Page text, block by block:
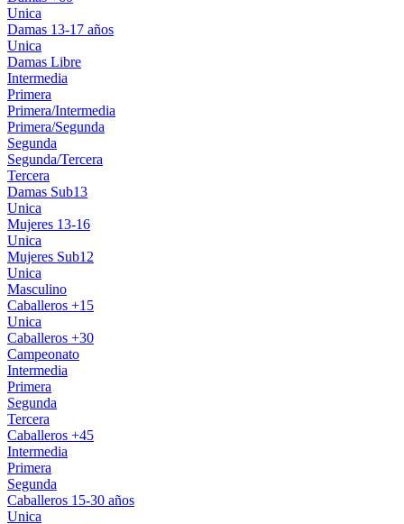
Unica
Damas 13-17 años
Unica
Damas Libre
Intermedia
Primera
Primera/Intermedia
Primera/Segunda
Segunda
Segunda/Tercera
Tercera
Damas Sub13
Unica
Mujeres 13-16
Unica
Mujeres Sub12
Unica
Masculino
Caballeros +15
Unica
Caballeros +30
Campeonato
Intermedia
Primera
Segunda
Tercera
Caballeros +45
Intermedia
Primera
Segunda
Caballeros 15-30 años
Unica